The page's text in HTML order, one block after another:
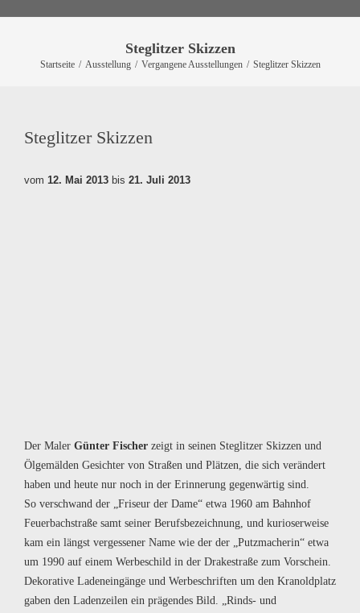
Steglitzer Skizzen
Startseite / Ausstellung / Vergangene Ausstellungen / Steglitzer Skizzen
Steglitzer Skizzen
vom 12. Mai 2013 bis 21. Juli 2013
Der Maler Günter Fischer zeigt in seinen Steglitzer Skizzen und
Ölgemälden Gesichter von Straßen und Plätzen, die sich verändert
haben und heute nur noch in der Erinnerung gegenwärtig sind.
So verschwand der „Friseur der Dame“ etwa 1960 am Bahnhof
Feuerbachstraße samt seiner Berufsbezeichnung, und kurioserweise
kam ein längst vergessener Name wie der der „Putzmacherin“ etwa
um 1990 auf einem Werbeschild in der Drakestraße zum Vorschein.
Dekorative Ladeneingänge und Werbeschriften um den Kranoldplatz
gaben den Ladenzeilen ein prägendes Bild. „Rinds- und